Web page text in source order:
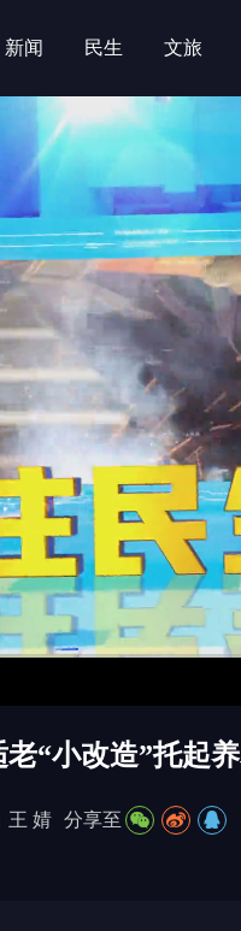
新闻 民生 文旅
老“小改造”托起
王 婧 分享至